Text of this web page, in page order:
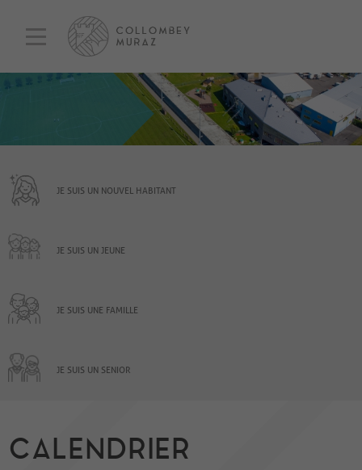
JE SUIS UN NOUVEL HABITANT
JE SUIS UN JEUNE
JE SUIS UNE FAMILLE
JE SUIS UN SENIOR
CALENDRIER